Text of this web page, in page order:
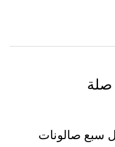
صلة
سبع صالونات